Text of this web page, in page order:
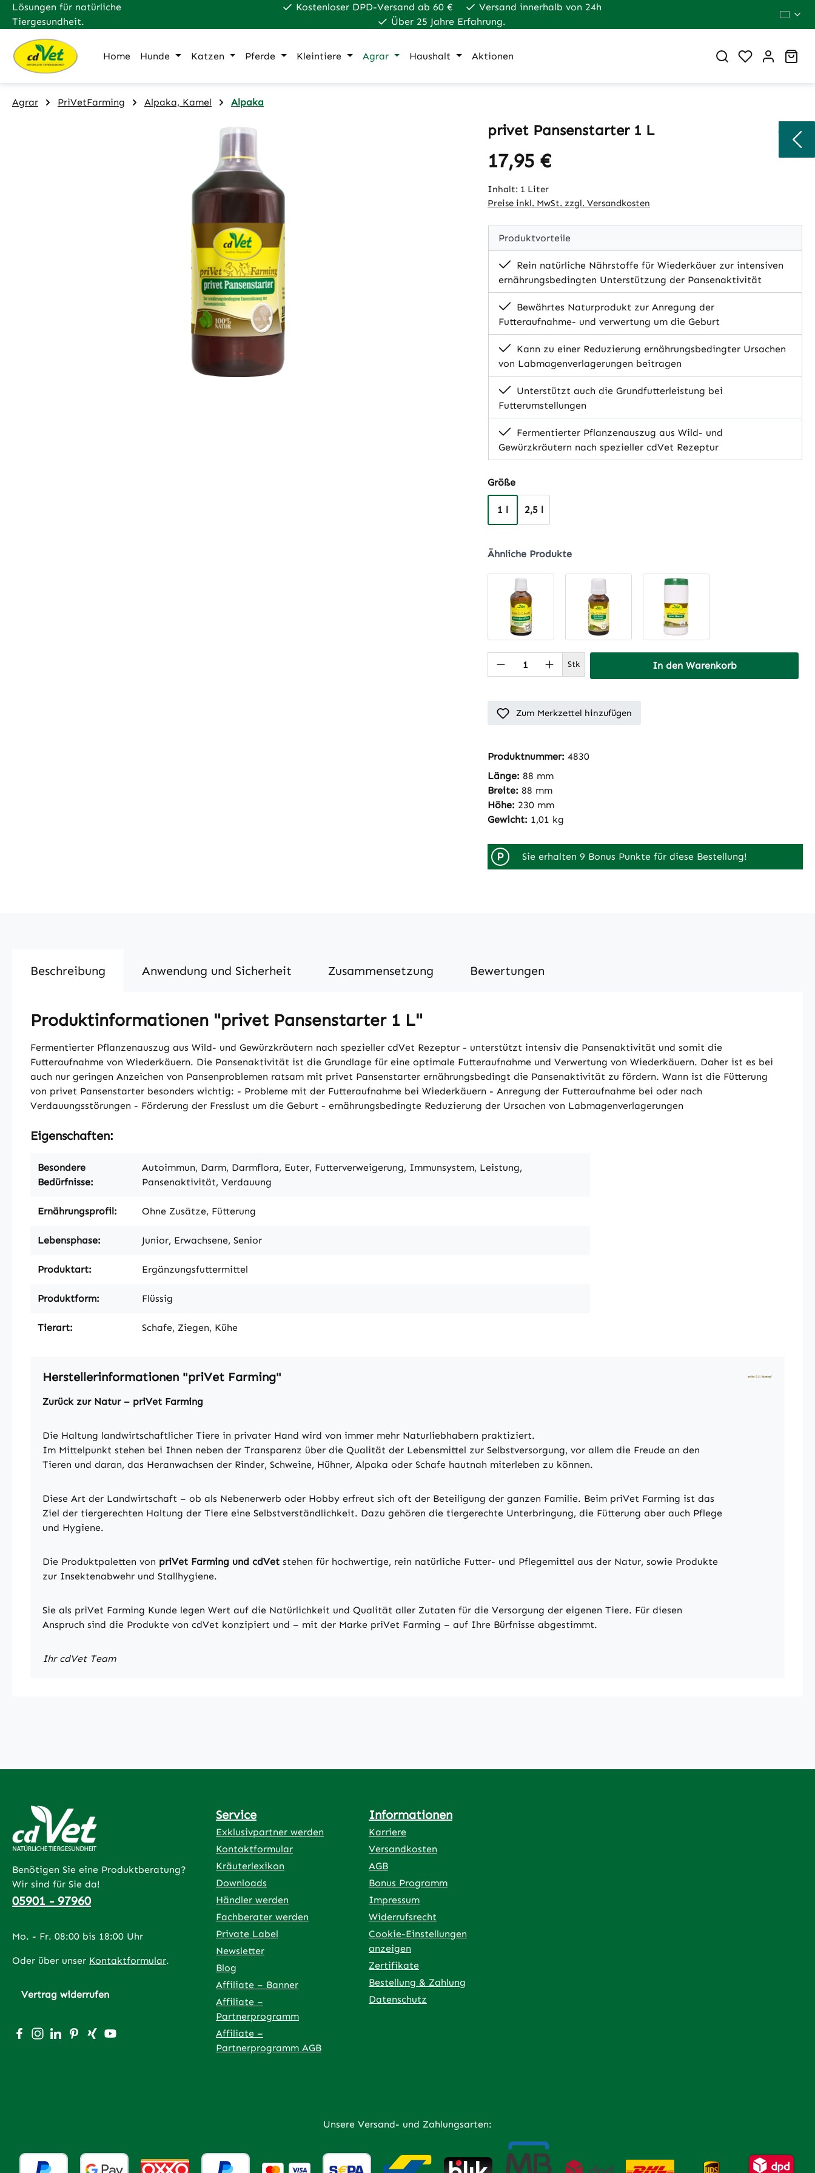
Hauptinhalt springen
Zur Suche springen
Zur Hauptnavigation springen
Lösungen für natürliche
Tiergesundheit.
Kostenloser DPD-Versand ab 60 €
Versand innerhalb von 24h
Über 25 Jahre Erfahrung.
Home Hunde Katzen Pferde Kleintiere Agrar Haushalt Aktionen Du hast 0
Agrar PriVetFarming Alpaka, Kamel Alpaka
privet Pansenstarter 1 L
Regulärer Preis:
17,95 €
Inhalt: 1 Liter
Preise inkl. MwSt. zzgl. Versandkosten
Produktvorteile
Rein natürliche Nährstoffe für Wiederkäuer zur intensiven
ernährungsbedingten Unterstützung der Pansenaktivität
Bewährtes Naturprodukt zur Anregung der
Futteraufnahme- und verwertung um die Geburt
Kann zu einer Reduzierung ernährungsbedingter Ursachen
von Labmagenverlagerungen beitragen
Unterstützt auch die Grundfutterleistung bei
Futterumstellungen
Fermentierter Pflanzenauszug aus Wild- und
Gewürzkräutern nach spezieller cdVet Rezeptur
Größeauswählen
1 l 2,5 l
Ähnliche Produkte
Produkt Anzahl: Gib den gewünschten Wert
Stk In den Warenkorb
Zum Merkzettel hinzufügen
Produktnummer: 4830
Länge: 88 mm
Breite: 88 mm
Höhe: 230 mm
Gewicht: 1,01 kg
P Sie erhalten 9 Bonus Punkte für diese Bestellung!
Beschreibung Anwendung und Sicherheit Zusammensetzung Bewertungen
Produktinformationen "privet Pansenstarter 1 L"
Fermentierter Pflanzenauszug aus Wild- und Gewürzkräutern nach spezieller cdVet Rezeptur - unterstützt intensiv die Pansenaktivität und somit die
Futteraufnahme von Wiederkäuern. Die Pansenaktivität ist die Grundlage für eine optimale Futteraufnahme und Verwertung von Wiederkäuern. Daher ist es bei
auch nur geringen Anzeichen von Pansenproblemen ratsam mit privet Pansenstarter ernährungsbedingt die Pansenaktivität zu fördern. Wann ist die Fütterung
von privet Pansenstarter besonders wichtig: - Probleme mit der Futteraufnahme bei Wiederkäuern - Anregung der Futteraufnahme bei oder nach
Verdauungsstörungen - Förderung der Fresslust um die Geburt - ernährungsbedingte Reduzierung der Ursachen von Labmagenverlagerungen
Eigenschaften:
Besondere
Bedürfnisse:
Autoimmun, Darm, Darmflora, Euter, Futterverweigerung, Immunsystem, Leistung,
Pansenaktivität, Verdauung
Ernährungsprofil: Ohne Zusätze, Fütterung
Lebensphase: Junior, Erwachsene, Senior
Produktart: Ergänzungsfuttermittel
Produktform: Flüssig
Tierart: Schafe, Ziegen, Kühe
Herstellerinformationen "priVet Farming"
Zurück zur Natur – priVet Farming
Die Haltung landwirtschaftlicher Tiere in privater Hand wird von immer mehr Naturliebhabern praktiziert.
Im Mittelpunkt stehen bei Ihnen neben der Transparenz über die Qualität der Lebensmittel zur Selbstversorgung, vor allem die Freude an den
Tieren und daran, das Heranwachsen der Rinder, Schweine, Hühner, Alpaka oder Schafe hautnah miterleben zu können.
Diese Art der Landwirtschaft – ob als Nebenerwerb oder Hobby erfreut sich oft der Beteiligung der ganzen Familie. Beim priVet Farming ist das
Ziel der tiergerechten Haltung der Tiere eine Selbstverständlichkeit. Dazu gehören die tiergerechte Unterbringung, die Fütterung aber auch Pflege
und Hygiene.
Die Produktpaletten von priVet Farming und cdVet stehen für hochwertige, rein natürliche Futter- und Pflegemittel aus der Natur, sowie Produkte
zur Insektenabwehr und Stallhygiene.
Sie als priVet Farming Kunde legen Wert auf die Natürlichkeit und Qualität aller Zutaten für die Versorgung der eigenen Tiere. Für diesen
Anspruch sind die Produkte von cdVet konzipiert und – mit der Marke priVet Farming – auf Ihre Bürfnisse abgestimmt.
Ihr cdVet Team
Benötigen Sie eine Produktberatung?
Wir sind für Sie da!
05901 - 97960
Mo. - Fr. 08:00 bis 18:00 Uhr
Oder über unser Kontaktformular.
Vertrag widerrufen
Besuche uns auf Facebook – öffnet in neuem Tab (externer Link)
Schau auf Instagram vorbei – öffnet in neuem Tab (externer Link)
Vernetze dich mit uns auf LinkedIn – öffnet in neuem Tab (externer Link)
Lass dich auf Pinterest inspirieren – öffnet in neuem Tab (externer Link)
Vernetze dich mit uns auf Xing – öffnet in neuem Tab (externer Link)
Sieh dir unsere Videos auf YouTube an – öffnet in neuem Tab (externer Link)
Service
Exklusivpartner werden
Kontaktformular
Kräuterlexikon
Downloads
Händler werden
Fachberater werden
Private Label
Newsletter
Blog
Affiliate – Banner
Affiliate –
Partnerprogramm
Affiliate –
Partnerprogramm AGB
Informationen
Karriere
Versandkosten
AGB
Bonus Programm
Impressum
Widerrufsrecht
Cookie-Einstellungen
anzeigen
Zertifikate
Bestellung & Zahlung
Datenschutz
Unsere Versand- und Zahlungsarten: